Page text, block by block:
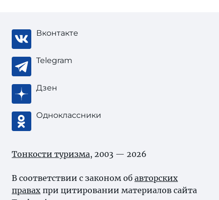
Вконтакте
Telegram
Дзен
Одноклассники
Тонкости туризма, 2003 — 2026
В соответствии с законом об авторских
правах при цитировании материалов сайта